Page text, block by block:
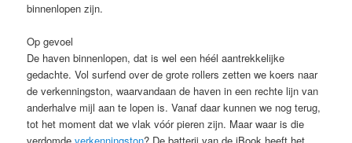
binnenlopen zijn.
Op gevoel
De haven binnenlopen, dat is wel een héél aantrekkelijke
gedachte. Vol surfend over de grote rollers zetten we koers naar
de verkenningston, waarvandaan de haven in een rechte lijn van
anderhalve mijl aan te lopen is. Vanaf daar kunnen we nog terug,
tot het moment dat we vlak vóór pieren zijn. Maar waar is die